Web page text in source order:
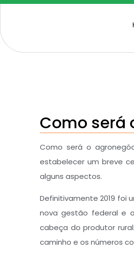
Como será
Como será o
estabelecer um breve
alguns aspectos.
Definitivamente 2019 foi
nova gestão federal e
cabeça do produtor
caminho e os números